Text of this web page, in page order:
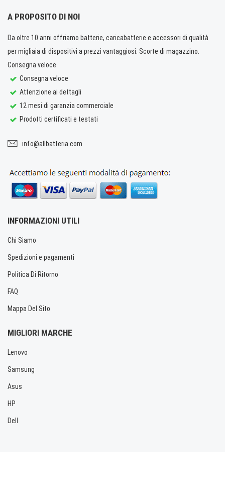
A PROPOSITO DI NOI
Da oltre 10 anni offriamo batterie, caricabatterie e accessori di qualità
per migliaia di dispositivi a prezzi vantaggiosi. Scorte di magazzino.
Consegna veloce.
Consegna veloce
Attenzione ai dettagli
12 mesi di garanzia commerciale
Prodotti certificati e testati
info@allbatteria.com
INFORMAZIONI UTILI
Chi Siamo
Spedizioni e pagamenti
Politica Di Ritorno
FAQ
Mappa Del Sito
MIGLIORI MARCHE
Lenovo
Samsung
Asus
HP
Dell